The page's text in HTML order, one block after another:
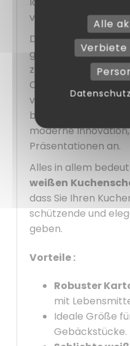
verstauen.
Diese bei
gleichermaßen
zeichnet sich durch
Charakter und ihre
verschiedene
bringen. Ob
moderne
Präsentationen an.
Alles in allem
weißen
dass Sie Ihren
schützende und
geben.
Vorteile :
Robuster
mit
Ideale Größe
Gebäckstücke.
Alle
Verbiete